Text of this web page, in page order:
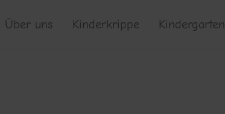
Über uns Kinderkrippe Kindergarten